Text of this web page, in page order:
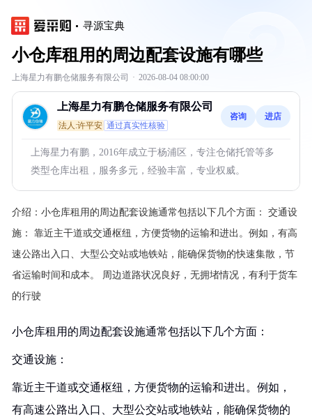
寻源宝典
小仓库租用的周边配套设施有哪些
上海星力有鹏仓储服务有限公司 · 2026-08-04 08:00:00
上海星力有鹏仓储服务有限公司
法人:许平安 通过真实性核验
咨询 进店
上海星力有鹏，2016年成立于杨浦区，专注仓储托管等多
类型仓库出租，服务多元，经验丰富，专业权威。
介绍： 小仓库租用的周边配套设施通常包括以下几个方面：
交通设
施： 靠近主干道或交通枢纽，方便货物的运输和进出。例如，有高
速公路出入口、大型公交站或地铁站，能确保货物的快速集散，节
省运输时间和成本。 周边道路状况良好，无拥堵情况，有利于货车
的行驶
小仓库租用的周边配套设施通常包括以下几个方面：
交通设施：
靠近主干道或交通枢纽，方便货物的运输和进出。例如，
有高速公路出入口、大型公交站或地铁站，能确保货物的